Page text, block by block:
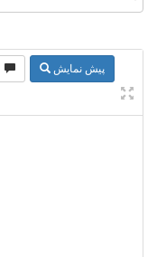
پیش نمایش